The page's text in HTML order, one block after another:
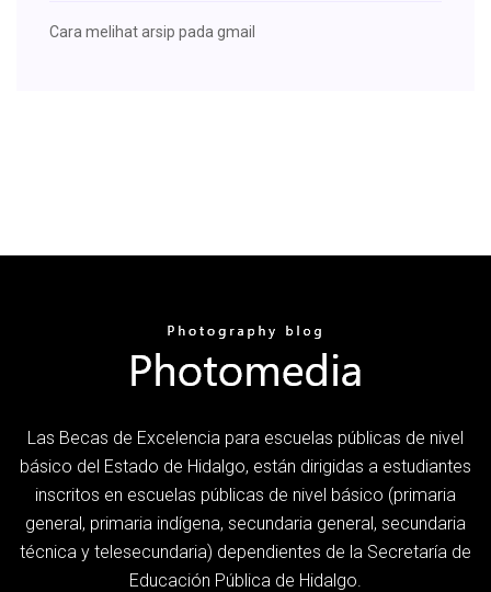
Cara melihat arsip pada gmail
Las Becas de Excelencia para escuelas públicas de nivel
básico del Estado de Hidalgo, están dirigidas a estudiantes
inscritos en escuelas públicas de nivel básico (primaria
general, primaria indígena, secundaria general, secundaria
técnica y telesecundaria) dependientes de la Secretaría de
Educación Pública de Hidalgo.